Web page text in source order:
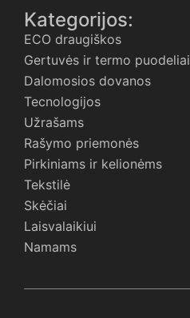
Kategorijos:
ECO draugiškos
Gertuvės ir termo puodeliai
Dalomosios dovanos
Tecnologijos
Užrašams
Rašymo priemonės
Pirkiniams ir kelionėms
Tekstilė
Skėčiai
Laisvalaikiui
Namams